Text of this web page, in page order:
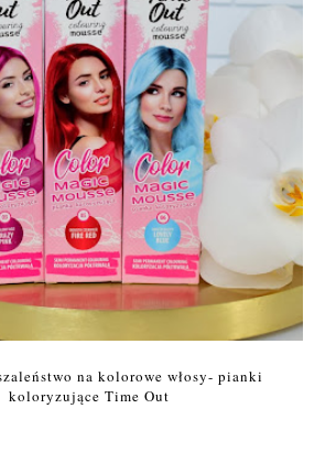
na kolorowe włosy- pianki
koloryzujące Time Out